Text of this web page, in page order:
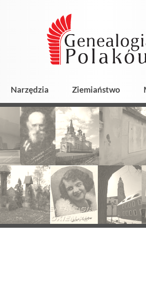
Narzędzia Ziemiaństwo